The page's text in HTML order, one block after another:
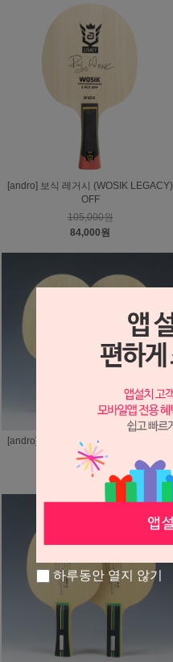
[andro] 보식 레거시 (WOSIK LEGACY)
OFF
105,000원
84,000원
[andro] 보르카 PRO-Z(VORKA PRO-Z)
250,000원
200,000원
하루동안 열지 않기